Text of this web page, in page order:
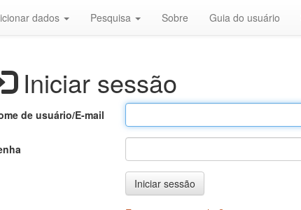
dados Pesquisa Sobre Guia do usuário
Iniciar sessão
de usuário/E-mail
Iniciar sessão